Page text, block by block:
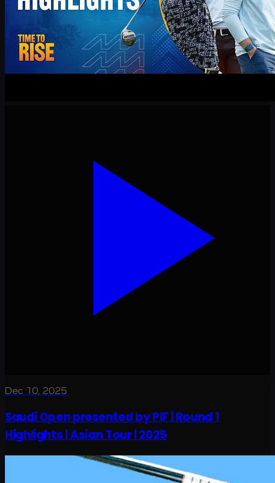
Dec 10, 2025
Saudi Open presented by PIF | Round 1
Highlights | Asian Tour | 2025